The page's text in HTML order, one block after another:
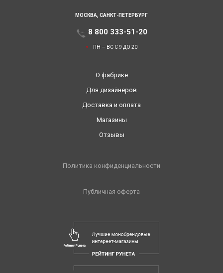
МОСКВА, САНКТ-ПЕТЕРБУРГ
8 800 333-51-20
ПН — ВС С 9 ДО 20
О фабрике
Для дизайнеров
Доставка и оплата
Магазины
Отзывы
Политика конфиденциальности
Публичная оферта